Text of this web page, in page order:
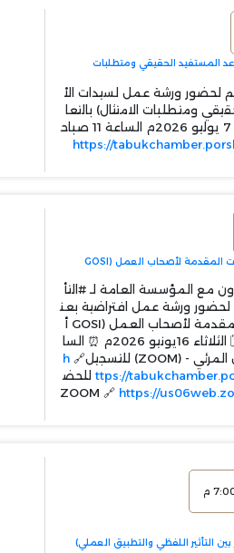
المستفيد الحقيقي ومتطلبات
لحضور ورشة عمل لسيدات الأ
ومتطلبات الامتثال) بالتعا
ون مع وزارة التجارة الثلاثاء 7 يوليو 2026م الساعة 11 صباح
https://
ورشة عمل افتراضية عن (الخدمات المقدمة لأصحاب العمل (GOSI
مع المؤسسة العامة لـ #التأ
لحضور ورشة عمل افتراضية بعن
وان"الخدمات الإلكترونية المقدمة لأصحاب العمل (GOSI أ
عمال) والالتزام التأميني" 🗓 الثلاثاء 16يونيو 2026م ⏰ السا
h
ttps:// للحض
https://
التأثير اللفظي والتطبيق العملي)